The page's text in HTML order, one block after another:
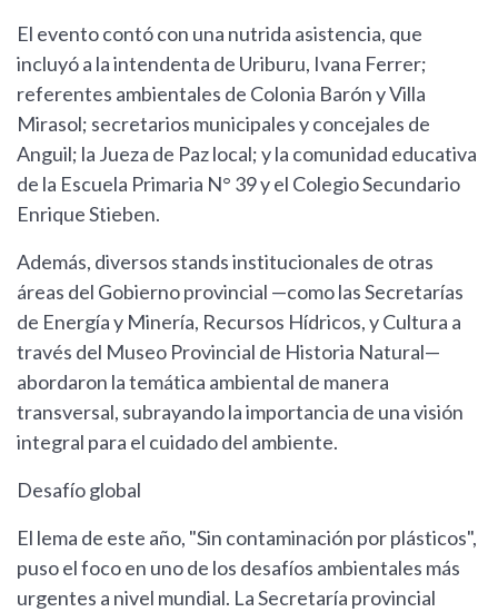
El evento contó con una nutrida asistencia, que
incluyó a la intendenta de Uriburu, Ivana Ferrer;
referentes ambientales de Colonia Barón y Villa
Mirasol; secretarios municipales y concejales de
Anguil; la Jueza de Paz local; y la comunidad educativa
de la Escuela Primaria N° 39 y el Colegio Secundario
Enrique Stieben.
Además, diversos stands institucionales de otras
áreas del Gobierno provincial —como las Secretarías
de Energía y Minería, Recursos Hídricos, y Cultura a
través del Museo Provincial de Historia Natural—
abordaron la temática ambiental de manera
transversal, subrayando la importancia de una visión
integral para el cuidado del ambiente.
Desafío global
El lema de este año, "Sin contaminación por plásticos",
puso el foco en uno de los desafíos ambientales más
urgentes a nivel mundial. La Secretaría provincial